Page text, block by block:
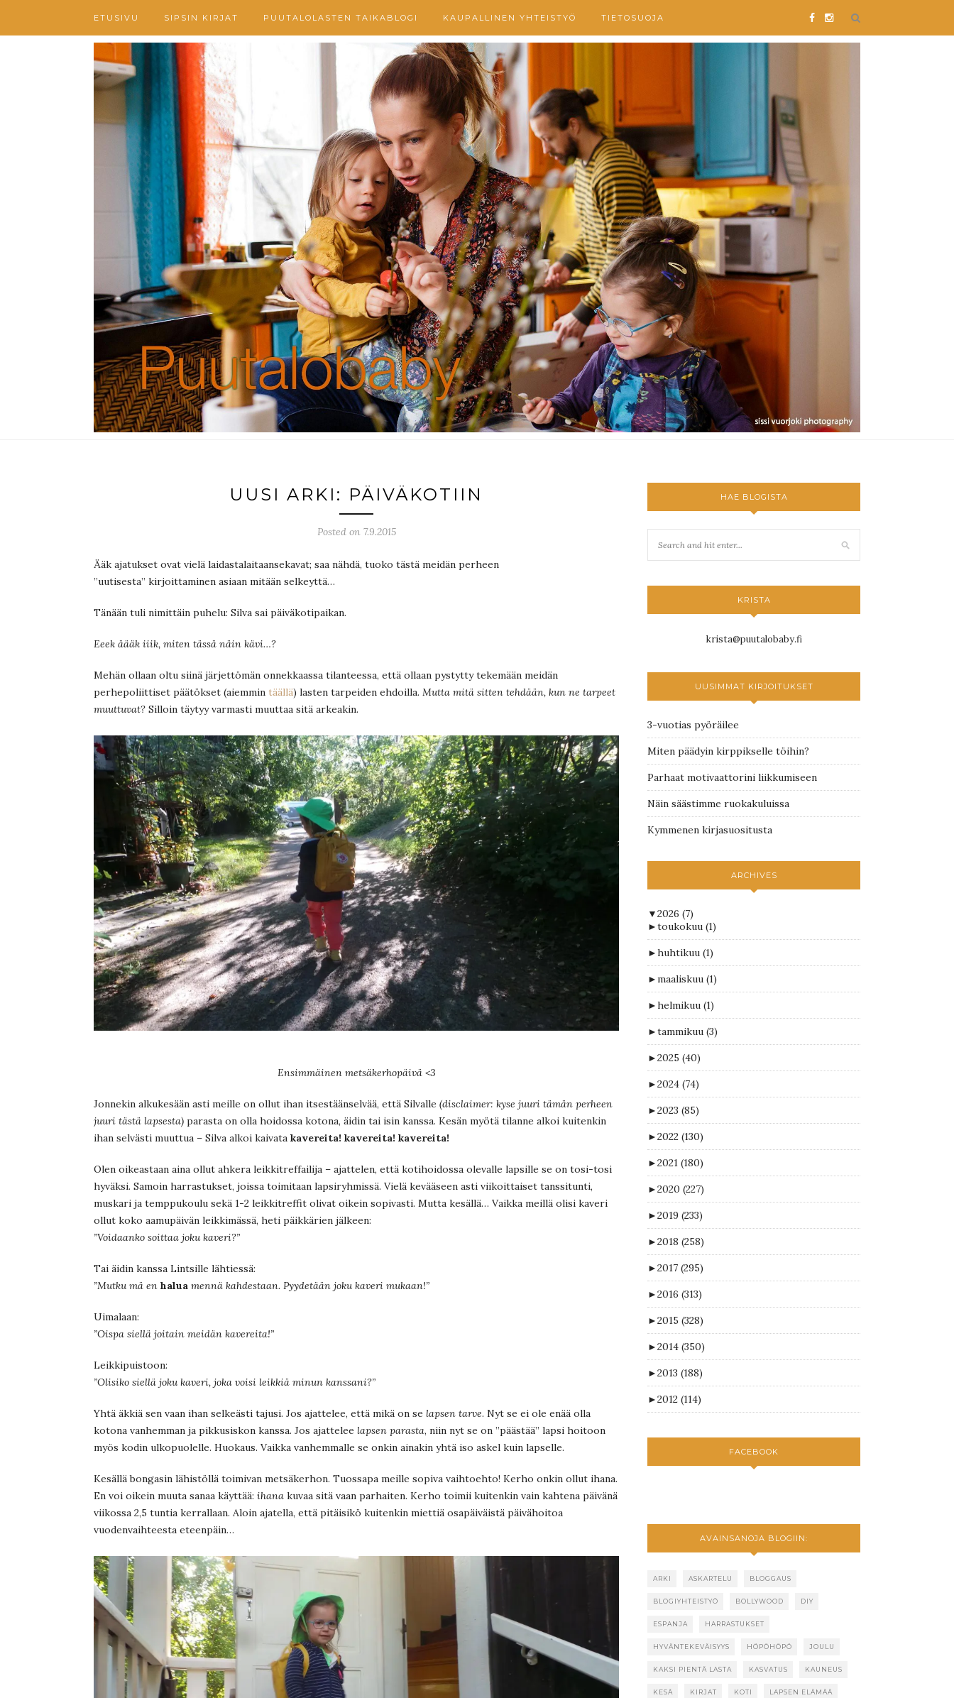
ETUSIVU SIPSIN KIRJAT PUUTALOLASTEN TAIKABLOGI KAUPALLINEN YHTEISTYÖ TIETOSUOJA
UUSI ARKI: PÄIVÄKOTIIN
Posted on 7.9.2015
Ääk ajatukset ovat vielä laidastalaitaansekavat; saa nähdä, tuoko tästä meidän perheen
”uutisesta” kirjoittaminen asiaan mitään selkeyttä…
Tänään tuli nimittäin puhelu: Silva sai päiväkotipaikan.
Eeek äääk iiik, miten tässä näin kävi…?
Mehän ollaan oltu siinä järjettömän onnekkaassa tilanteessa, että ollaan pystytty tekemään meidän
perhepoliittiset päätökset (aiemmin täällä) lasten tarpeiden ehdoilla. Mutta mitä sitten tehdään, kun ne tarpeet
muuttuvat? Silloin täytyy varmasti muuttaa sitä arkeakin.
Ensimmäinen metsäkerhopäivä <3
Jonnekin alkukesään asti meille on ollut ihan itsestäänselvää, että Silvalle (disclaimer: kyse juuri tämän perheen
juuri tästä lapsesta) parasta on olla hoidossa kotona, äidin tai isin kanssa. Kesän myötä tilanne alkoi kuitenkin
ihan selvästi muuttua – Silva alkoi kaivata kavereita! kavereita! kavereita!
Olen oikeastaan aina ollut ahkera leikkitreffailija – ajattelen, että kotihoidossa olevalle lapsille se on tosi-tosi
hyväksi. Samoin harrastukset, joissa toimitaan lapsiryhmissä. Vielä kevääseen asti viikoittaiset tanssitunti,
muskari ja temppukoulu sekä 1-2 leikkitreffit olivat oikein sopivasti. Mutta kesällä… Vaikka meillä olisi kaveri
ollut koko aamupäivän leikkimässä, heti päikkärien jälkeen:
”Voidaanko soittaa joku kaveri?”
Tai äidin kanssa Lintsille lähtiessä:
”Mutku mä en halua mennä kahdestaan. Pyydetään joku kaveri mukaan!”
Uimalaan:
”Oispa siellä joitain meidän kavereita!”
Leikkipuistoon:
”Olisiko siellä joku kaveri, joka voisi leikkiä minun kanssani?”
Yhtä äkkiä sen vaan ihan selkeästi tajusi. Jos ajattelee, että mikä on se lapsen tarve. Nyt se ei ole enää olla
kotona vanhemman ja pikkusiskon kanssa. Jos ajattelee lapsen parasta, niin nyt se on ”päästää” lapsi hoitoon
myös kodin ulkopuolelle. Huokaus. Vaikka vanhemmalle se onkin ainakin yhtä iso askel kuin lapselle.
Kesällä bongasin lähistöllä toimivan metsäkerhon. Tuossapa meille sopiva vaihtoehto! Kerho onkin ollut ihana.
En voi oikein muuta sanaa käyttää: ihana kuvaa sitä vaan parhaiten. Kerho toimii kuitenkin vain kahtena päivänä
viikossa 2,5 tuntia kerrallaan. Aloin ajatella, että pitäisikö kuitenkin miettiä osapäiväistä päivähoitoa
vuodenvaihteesta eteenpäin…
HAE BLOGISTA
KRISTA
krista@puutalobaby.fi
UUSIMMAT KIRJOITUKSET
3-vuotias pyöräilee
Miten päädyin kirppikselle töihin?
Parhaat motivaattorini liikkumiseen
Näin säästimme ruokakuluissa
Kymmenen kirjasuositusta
ARCHIVES
▼2026 (7)
►toukokuu (1)
►huhtikuu (1)
►maaliskuu (1)
►helmikuu (1)
►tammikuu (3)
►2025 (40)
►2024 (74)
►2023 (85)
►2022 (130)
►2021 (180)
►2020 (227)
►2019 (233)
►2018 (258)
►2017 (295)
►2016 (313)
►2015 (328)
►2014 (350)
►2013 (188)
►2012 (114)
FACEBOOK
AVAINSANOJA BLOGIIN:
ARKI ASKARTELU BLOGGAUS
BLOGIYHTEISTYÖ BOLLYWOOD DIY
ESPANJA HARRASTUKSET
HYVÄNTEKEVÄISYYS HÖPÖHÖPÖ JOULU
KAKSI PIENTÄ LASTA KASVATUS KAUNEUS
KESÄ KIRJAT KOTI LAPSEN ELÄMÄÄ